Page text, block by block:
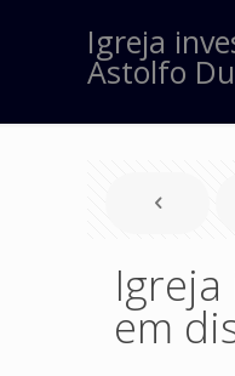
Igreja
Astolfo
em